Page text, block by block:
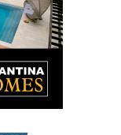
υποβαθμίσουν